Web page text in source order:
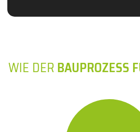
WIE DERBAUPROZESS